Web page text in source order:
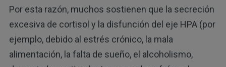
Por esta razón, muchos sostienen que la secreción
excesiva de cortisol y la disfunción del eje HPA (por
ejemplo, debido al estrés crónico, la mala
alimentación, la falta de sueño, el alcoholismo,